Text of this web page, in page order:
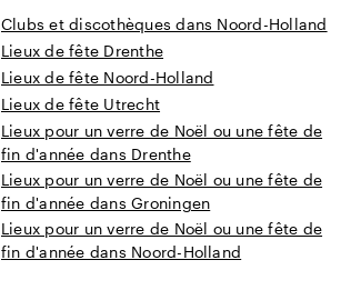
Clubs et discothèques dans Noord-Holland
Lieux de fête Drenthe
Lieux de fête Noord-Holland
Lieux de fête Utrecht
Lieux pour un verre de Noël ou une fête de
fin d'année dans Drenthe
Lieux pour un verre de Noël ou une fête de
fin d'année dans Groningen
Lieux pour un verre de Noël ou une fête de
fin d'année dans Noord-Holland